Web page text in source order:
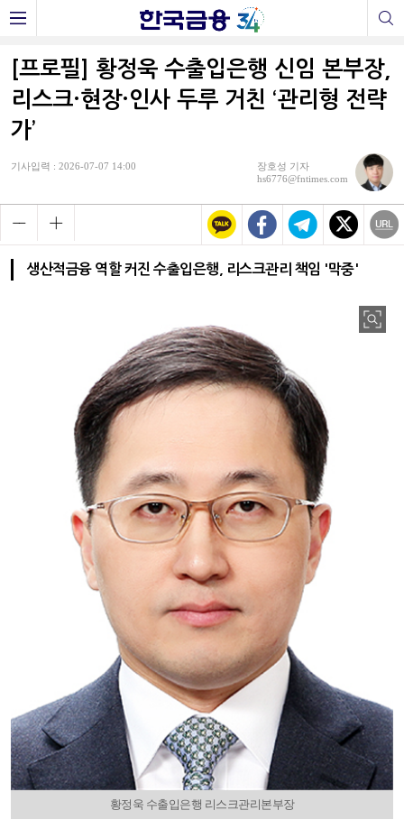
[프로필] 황정욱 수출입은행 신임 본부장,
리스크·현장·인사 두루 거친 ‘관리형 전략
가’
기사입력 : 2026-07-07 14:00
장호성 기자
hs6776@fntimes.com
생산적금융 역할 커진 수출입은행, 리스크관리 책임 '막중'
황정욱 수출입은행 리스크관리본부장